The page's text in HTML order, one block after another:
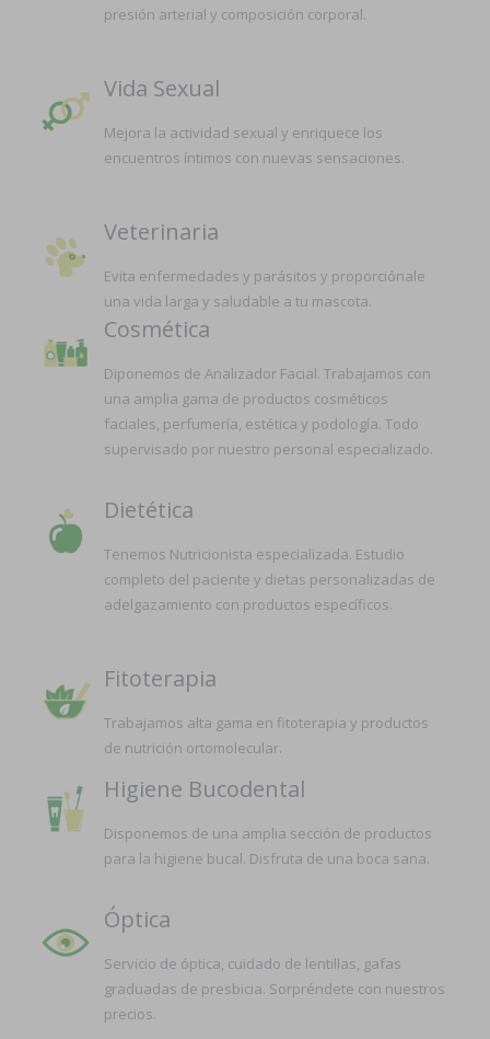
presión arterial y composición corporal.
Vida Sexual
Mejora la actividad sexual y enriquece los
encuentros íntimos con nuevas sensaciones.
Veterinaria
Evita enfermedades y parásitos y proporciónale
una vida larga y saludable a tu mascota.
Cosmética
Diponemos de Analizador Facial. Trabajamos con
una amplia gama de productos cosméticos
faciales, perfumería, estética y podología. Todo
supervisado por nuestro personal especializado.
Dietética
Tenemos Nutricionista especializada. Estudio
completo del paciente y dietas personalizadas de
adelgazamiento con productos específicos.
Fitoterapia
Trabajamos alta gama en fitoterapia y productos
de nutrición ortomolecular.
Higiene Bucodental
Disponemos de una amplia sección de productos
para la higiene bucal. Disfruta de una boca sana.
Óptica
Servicio de óptica, cuidado de lentillas, gafas
graduadas de presbicia. Sorpréndete con nuestros
precios.